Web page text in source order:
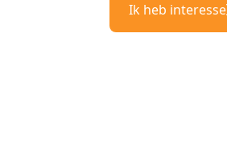
Ik heb interesse